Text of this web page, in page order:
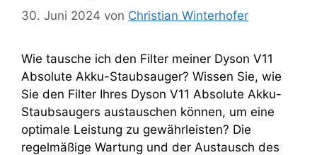
30. Juni 2024 von Christian Winterhofer
Wie tausche ich den Filter meiner Dyson V11
Absolute Akku-Staubsauger? Wissen Sie, wie
Sie den Filter Ihres Dyson V11 Absolute Akku-
Staubsaugers austauschen können, um eine
optimale Leistung zu gewährleisten? Die
regelmäßige Wartung und der Austausch des